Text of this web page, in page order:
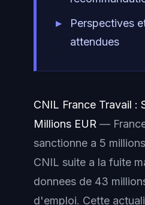
Perspectives
attendues
CNIL France Travail :
Millions EUR —
sanctionne a 5
CNIL suite a la fuite
donnees de 43
d'emploi. Cette